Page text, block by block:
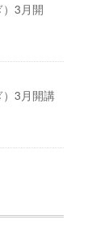
3月開
3月開講